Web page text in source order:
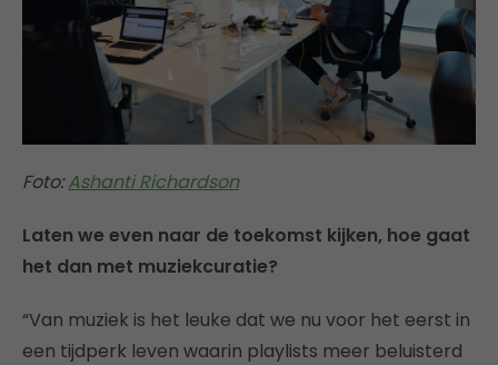
Foto:Ashanti Richardson
Laten we even naar de toekomst kijken, hoe gaat
het dan met muziekcuratie?
“Van muziek is het leuke dat we nu voor het eerst in
een tijdperk leven waarin playlists meer beluisterd